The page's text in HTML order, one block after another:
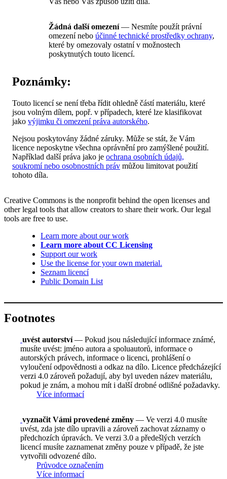
Žádná další omezení— Nesmíte použít právní
omezení nebo účinné technické prostředky ochrany,
které by omezovaly ostatní v možnostech
poskytnutých touto licencí.
Poznámky:
Touto licencí se není třeba řídit ohledně částí materiálu, které
jsou volným dílem, popř. v případech, které lze klasifikovat
jako výjimku či omezení práva autorského.
Nejsou poskytovány žádné záruky. Může se stát, že Vám
licence neposkytne všechna oprávnění pro zamýšlené použití.
Například další práva jako je ochrana osobních údajů,
soukromí nebo osobnostních práv můžou limitovat použití
tohoto díla.
Creative Commons is the nonprofit behind the open licenses and
other legal tools that allow creators to share their work. Our legal
tools are free to use.
Learn more about our work
Learn more about CC Licensing
Support our work
Use the license for your own material.
Seznam licencí
Public Domain List
Footnotes
uvést autorství— Pokud jsou následující informace známé,
musíte uvést: jméno autora a spoluautorů, informace o
autorských právech, informace o licenci, prohlášení o
vyloučení odpovědnosti a odkaz na dílo. Licence předcházející
verzi 4.0 zároveň požadují, aby byl uveden název materiálu,
pokud je znám, a mohou mít i další drobné odlišné požadavky.
Více informací
vyznačit Vámi provedené změny — Ve verzi 4.0 musíte
uvést, zda jste dílo upravili a zároveň zachovat záznamy o
předchozích úpravách. Ve verzi 3.0 a předešlých verzích
licencí musíte zaznamenat změny pouze v případě, že jste
vytvořili odvozené dílo.
Průvodce označením
Více informací